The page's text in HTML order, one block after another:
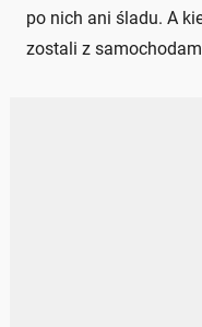
po nich ani śladu. A
zostali z